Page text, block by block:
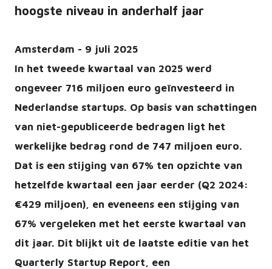
hoogste niveau in anderhalf jaar
Amsterdam - 9 juli 2025
In het tweede kwartaal van 2025 werd
ongeveer 716 miljoen euro geïnvesteerd in
Nederlandse startups. Op basis van schattingen
van niet-gepubliceerde bedragen ligt het
werkelijke bedrag rond de 747 miljoen euro.
Dat is een stijging van 67% ten opzichte van
hetzelfde kwartaal een jaar eerder (Q2 2024:
€429 miljoen), en eveneens een stijging van
67% vergeleken met het eerste kwartaal van
dit jaar. Dit blijkt uit de laatste editie van het
Quarterly Startup Report, een